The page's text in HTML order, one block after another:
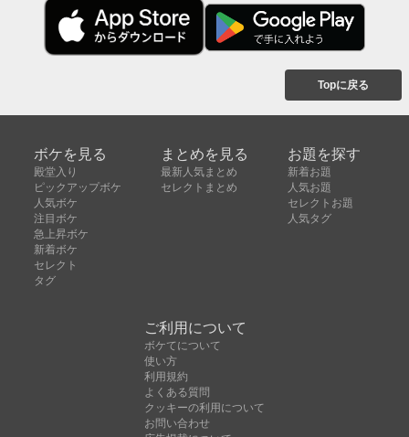
Topに戻る
ボケを見る
殿堂入り
ピックアップボケ
人気ボケ
注目ボケ
急上昇ボケ
新着ボケ
セレクト
タグ
まとめを見る
最新人気まとめ
セレクトまとめ
お題を探す
新着お題
人気お題
セレクトお題
人気タグ
ご利用について
ボケてについて
使い方
利用規約
よくある質問
クッキーの利用について
お問い合わせ